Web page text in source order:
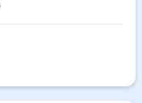
います。